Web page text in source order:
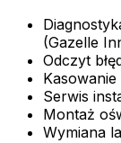
(Gazelle
Odczyt
Serwis
Montaż
Wymiana